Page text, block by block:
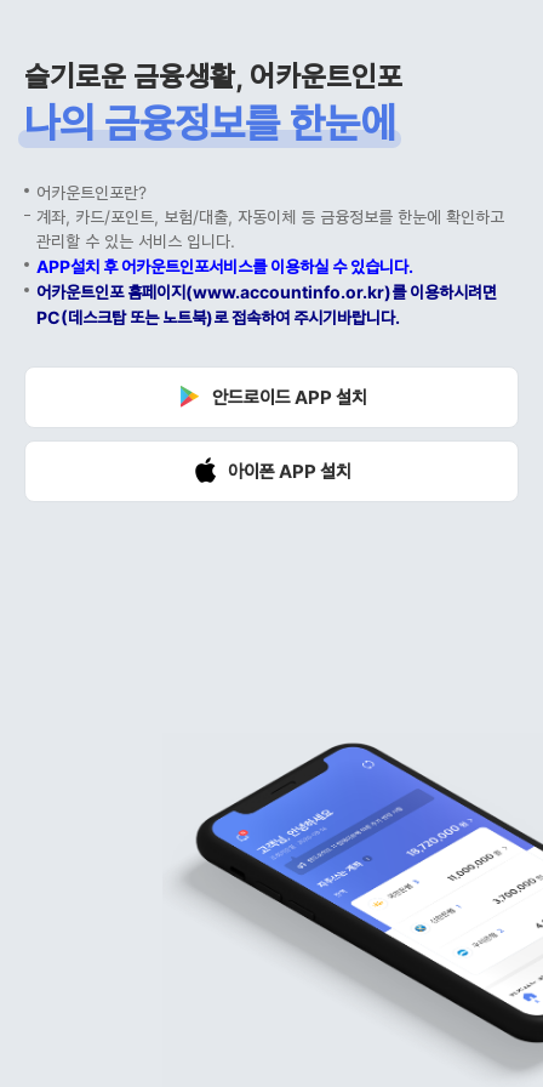
슬기로운 금융생활, 어카운트인포
나의 금융정보를 한눈에
어카운트인포란?
계좌, 카드/포인트, 보험/대출, 자동이체 등 금융정보를 한눈에 확인하고
관리할 수 있는 서비스 입니다.
APP설치 후 어카운트인포서비스를 이용하실 수 있습니다.
어카운트인포 홈페이지(www.accountinfo.or.kr)를 이용하시려면
PC(데스크탑 또는 노트북)로 접속하여 주시기바랍니다.
안드로이드 APP 설치
아이폰 APP 설치